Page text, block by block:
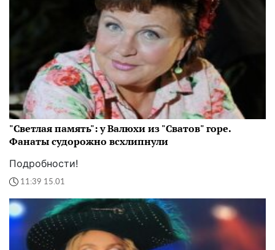
"Светлая память": у Валюхи из "Сватов" горе.
Фанаты судорожно всхлипнули
Подробности!
11:39 15.01